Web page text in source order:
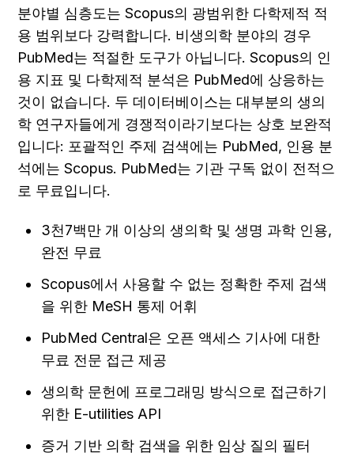
분야별 심층도는 Scopus의 광범위한 다학제적 적
용 범위보다 강력합니다. 비생의학 분야의 경우
PubMed는 적절한 도구가 아닙니다. Scopus의 인
용 지표 및 다학제적 분석은 PubMed에 상응하는
것이 없습니다. 두 데이터베이스는 대부분의 생의
학 연구자들에게 경쟁적이라기보다는 상호 보완적
입니다: 포괄적인 주제 검색에는 PubMed, 인용 분
석에는 Scopus. PubMed는 기관 구독 없이 전적으
로 무료입니다.
3천7백만 개 이상의 생의학 및 생명 과학 인용,
완전 무료
Scopus에서 사용할 수 없는 정확한 주제 검색
을 위한 MeSH 통제 어휘
PubMed Central은 오픈 액세스 기사에 대한
무료 전문 접근 제공
생의학 문헌에 프로그래밍 방식으로 접근하기
위한 E-utilities API
증거 기반 의학 검색을 위한 임상 질의 필터